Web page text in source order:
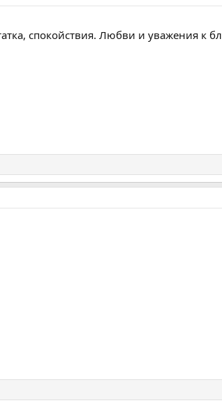
спокойствия. Любви и уважения к